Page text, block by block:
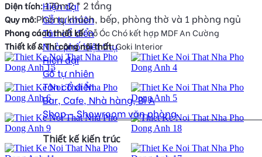
Hiện đại
Gỗ tự nhiên
Tân cổ điển
Nhà phố biệt thự
Hiện đại
Gỗ tự nhiên
Tân cổ điển
Bar, Cafe, Nhà hàng, Bi A
Shop - Showroom văn phòng
Thiết kế kiến trúc
Diện tích:170m2 * 2 tầng
Quy mô:Phòng khách, bếp, phòng thờ và 1 phòng ngủ
Phong cách thiết kế:Gỗ Óc Chó kết hợp MDF An Cường
Thiết kế & Thi công nội thất:Goki Interior